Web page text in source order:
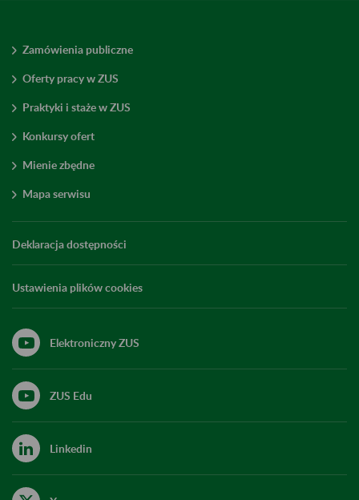
Zamówienia publiczne
Oferty pracy w ZUS
Praktyki i staże w ZUS
Konkursy ofert
Mienie zbędne
Mapa serwisu
Deklaracja dostępności
Ustawienia plików cookies
Elektroniczny ZUS
ZUS Edu
Linkedin